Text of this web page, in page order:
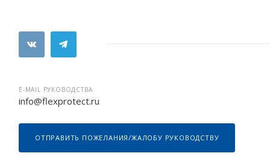
E-MAIL РУКОВОДСТВА
info@flexprotect.ru
ОТПРАВИТЬ ПОЖЕЛАНИЯ/ЖАЛОБУ РУКОВОДСТВУ